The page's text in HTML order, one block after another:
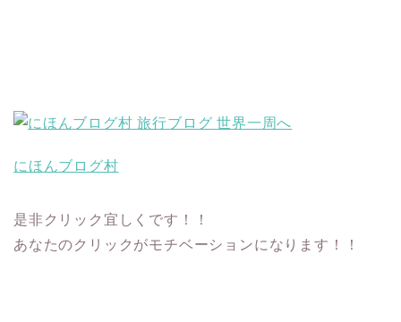
にほんブログ村
是非クリック宜しくです！！
あなたのクリックがモチベーションになります！！